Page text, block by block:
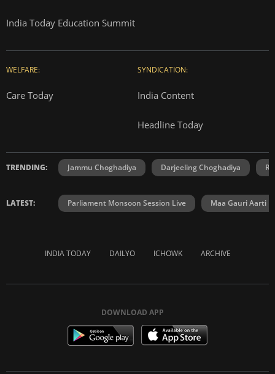
India Today Education Summit
WELFARE:
Care Today
SYNDICATION:
India Content
Headline Today
TRENDING: Jammu Choghadiya Darjeeling Choghadiya
LATEST: Parliament Monsoon Session Live Maa Gauri Aarti
INDIA TODAY DAILYO ICHOWK ARCHIVE
DOWNLOAD APP